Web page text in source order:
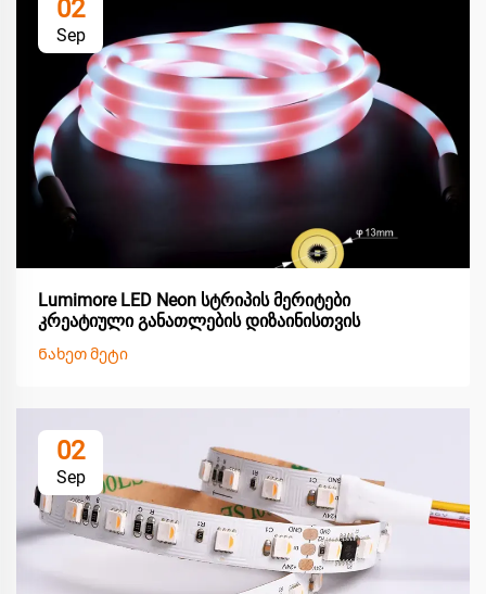
02
Sep
Lumimore LED Neon სტრიპის მერიტები
კრეატიული განათლების დიზაინისთვის
Ნახეთ მეტი
02
Sep